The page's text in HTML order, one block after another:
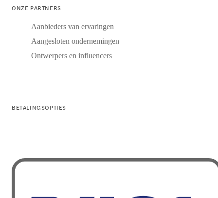
ONZE PARTNERS
Aanbieders van ervaringen
Aangesloten ondernemingen
Ontwerpers en influencers
BETALINGSOPTIES